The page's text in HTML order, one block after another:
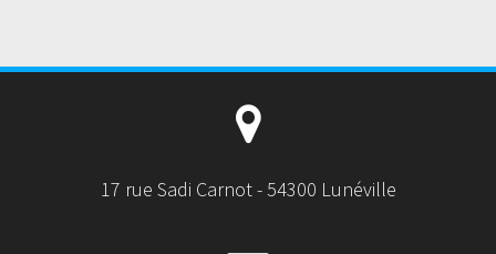
17 rue Sadi Carnot - 54300 Lunéville